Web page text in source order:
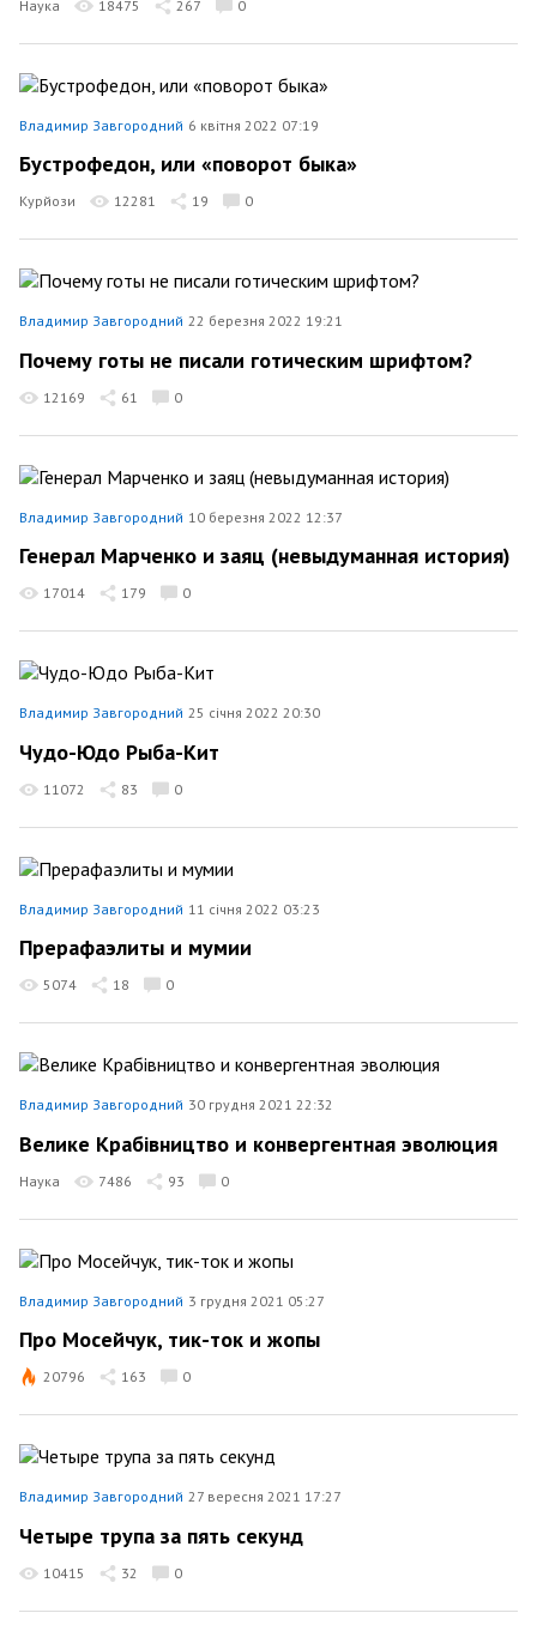
Наука 18475 267 0
Владимир Завгородний 6 квітня 2022 07:19
Бустрофедон, или «поворот быка»
Курйози 12281 19 0
Владимир Завгородний 22 березня 2022 19:21
Почему готы не писали готическим шрифтом?
12169 61 0
Владимир Завгородний 10 березня 2022 12:37
Генерал Марченко и заяц (невыдуманная история)
17014 179 0
Владимир Завгородний 25 січня 2022 20:30
Чудо-Юдо Рыба-Кит
11072 83 0
Владимир Завгородний 11 січня 2022 03:23
Прерафаэлиты и мумии
5074 18 0
Владимир Завгородний 30 грудня 2021 22:32
Велике Крабівництво и конвергентная эволюция
Наука 7486 93 0
Владимир Завгородний 3 грудня 2021 05:27
Про Мосейчук, тик-ток и жопы
20796 163 0
Владимир Завгородний 27 вересня 2021 17:27
Четыре трупа за пять секунд
10415 32 0